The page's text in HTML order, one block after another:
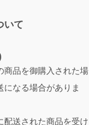
いて
商品を御購入された場
になる場合がありま
配送された商品を受け